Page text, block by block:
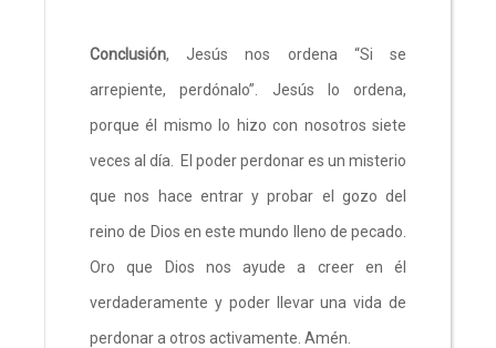
Conclusión, Jesús nos ordena “Si se
arrepiente, perdónalo”. Jesús lo ordena,
porque él mismo lo hizo con nosotros siete
veces al día. El poder perdonar es un misterio
que nos hace entrar y probar el gozo del
reino de Dios en este mundo lleno de pecado.
Oro que Dios nos ayude a creer en él
verdaderamente y poder llevar una vida de
perdonar a otros activamente. Amén.